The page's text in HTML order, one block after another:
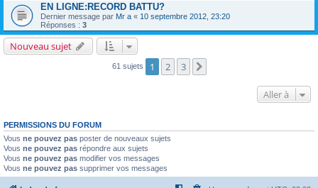
EN LIGNE:RECORD BATTU?
Dernier message par Mr a « 10 septembre 2012, 23:20
Réponses : 3
Nouveau sujet
61 sujets 1 2 3
Aller à
PERMISSIONS DU FORUM
Vous ne pouvez pas poster de nouveaux sujets
Vous ne pouvez pas répondre aux sujets
Vous ne pouvez pas modifier vos messages
Vous ne pouvez pas supprimer vos messages